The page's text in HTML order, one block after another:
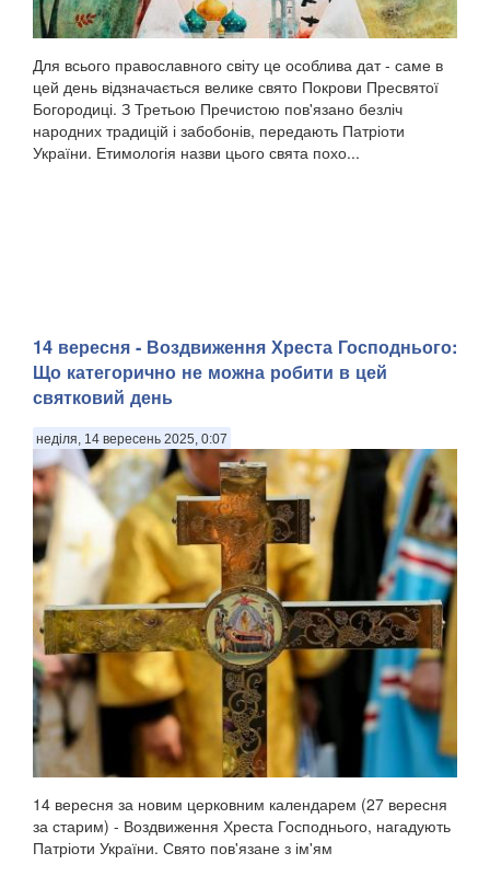
Для всього православного світу це особлива дат - саме в
цей день відзначається велике свято Покрови Пресвятої
Богородиці. З Третьою Пречистою пов'язано безліч
народних традицій і забобонів, передають Патріоти
України. Етимологія назви цього свята похо...
14 вересня - Воздвиження Хреста Господнього:
Що категорично не можна робити в цей
святковий день
неділя, 14 вересень 2025, 0:07
14 вересня за новим церковним календарем (27 вересня
за старим) - Воздвиження Хреста Господнього, нагадують
Патріоти України. Свято пов'язане з ім'ям